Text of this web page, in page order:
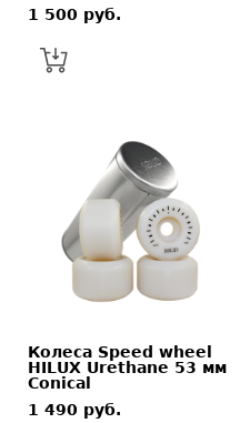
1 500 pуб.
Колеса Speed wheel
HILUX Urethane 53 мм
Conical
1 490 pуб.